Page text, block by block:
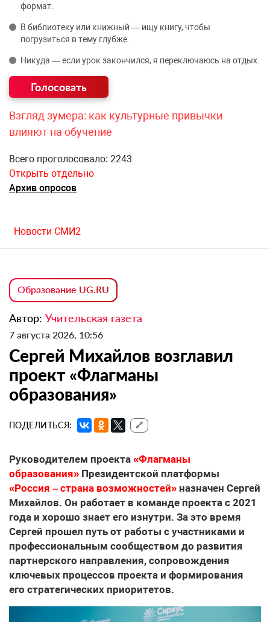
формат.
В библиотеку или книжный — ищу книгу, чтобы
погрузиться в тему глубже.
Никуда — если урок закончился, я переключаюсь на отдых.
Взгляд зумера: как культурные привычки
влияют на обучение
Всего проголосовало: 2243
Открыть отдельно
Архив опросов
Новости СМИ2
Образование UG.RU
Автор: Учительская газета
7 августа 2026, 10:56
Сергей Михайлов возглавил
проект «Флагманы
образования»
ПОДЕЛИТЬСЯ: 🔗
Руководителем проекта «Флагманы
образования» Президентской платформы
«Россия – страна возможностей» назначен Сергей
Михайлов. Он работает в команде проекта с 2021
года и хорошо знает его изнутри. За это время
Сергей прошел путь от работы с участниками и
профессиональным сообществом до развития
партнерского направления, сопровождения
ключевых процессов проекта и формирования
его стратегических приоритетов.